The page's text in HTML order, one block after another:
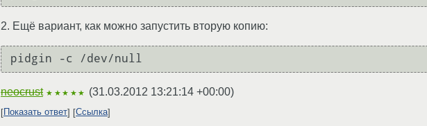
2. Ещё вариант, как можно запустить вторую копию:
pidgin -c /dev/null
neocrust ★★★★★ (31.03.2012 13:21:14 +00:00)
Показать ответ Ссылка